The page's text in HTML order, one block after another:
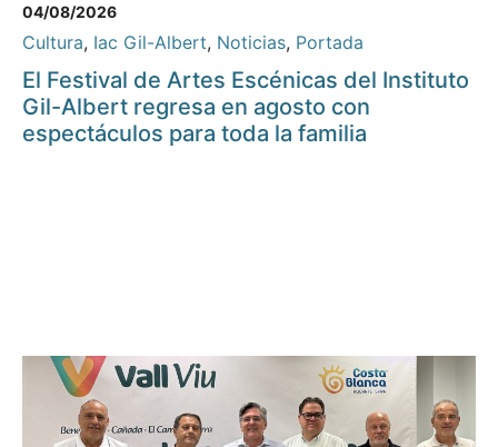
04/08/2026
Cultura, Iac Gil-Albert, Noticias, Portada
El Festival de Artes Escénicas del Instituto
Gil-Albert regresa en agosto con
espectáculos para toda la familia